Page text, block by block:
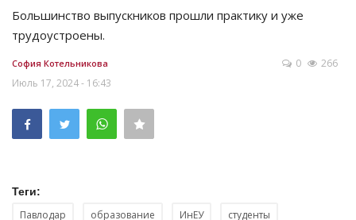
Большинство выпускников прошли практику и уже
трудоустроены.
София Котельникова
Июль 17, 2024 - 16:43
0 266
Теги:
Павлодар образование ИнЕУ студенты